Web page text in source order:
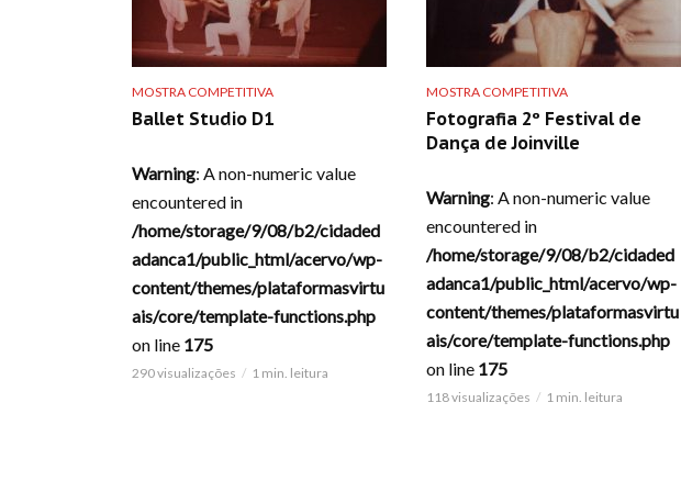
MOSTRA COMPETITIVA
Ballet Studio D1
Warning: A non-numeric value
encountered in
/home/storage/9/08/b2/cidaded
adanca1/public_html/acervo/wp-
content/themes/plataformasvirtu
ais/core/template-functions.php
on line 175
290 visualizações 1 min. leitura
MOSTRA COMPETITIVA
Fotografia 2º Festival de
Dança de Joinville
Warning: A non-numeric value
encountered in
/home/storage/9/08/b2/cidaded
adanca1/public_html/acervo/wp-
content/themes/plataformasvirtu
ais/core/template-functions.php
on line 175
118 visualizações 1 min. leitura